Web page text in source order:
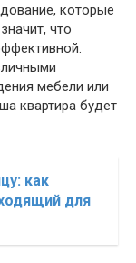
которые
что
мебели или
квартира будет
как
для